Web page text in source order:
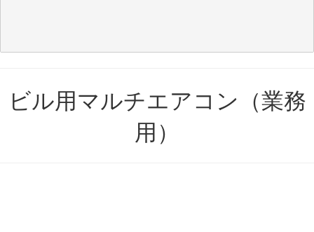
ビル用マルチエアコン（業務
用）